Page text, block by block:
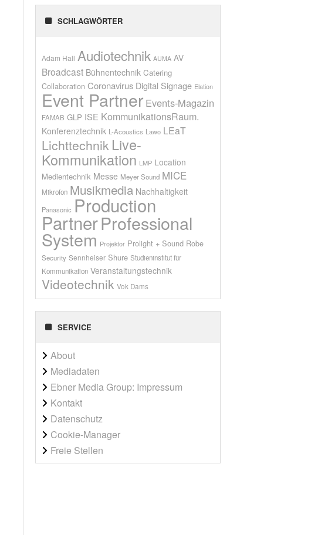
SCHLAGWÖRTER
Adam Hall Audiotechnik AUMA AV
Broadcast Bühnentechnik Catering
Collaboration Coronavirus Digital Signage Elation
Event Partner Events-Magazin
FAMAB GLP ISE KommunikationsRaum.
Konferenztechnik L-Acoustics Lawo LEaT
Lichttechnik Live-
Kommunikation LMP Location
Medientechnik Messe Meyer Sound MICE
Mikrofon Musikmedia Nachhaltigkeit
Panasonic Production
PartnerProfessional
System Projektor Prolight + Sound Robe
Security Sennheiser Shure Studieninstitut für
Kommunikation Veranstaltungstechnik
Videotechnik Vok Dams
SERVICE
About
Mediadaten
Ebner Media Group: Impressum
Kontakt
Datenschutz
Cookie-Manager
Freie Stellen